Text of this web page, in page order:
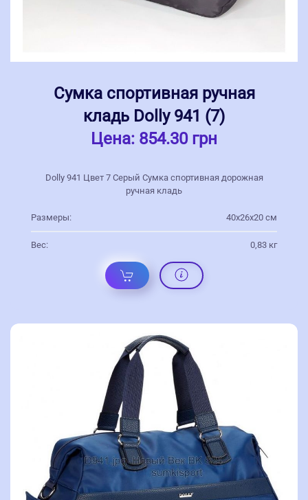
Сумка спортивная ручная
кладь Dolly 941 (7)
Цена: 854.30 грн
Dolly 941 Цвет 7 Серый Сумка спортивная дорожная
ручная кладь
Размеры: 40х26х20 см
Вес: 0,83 кг